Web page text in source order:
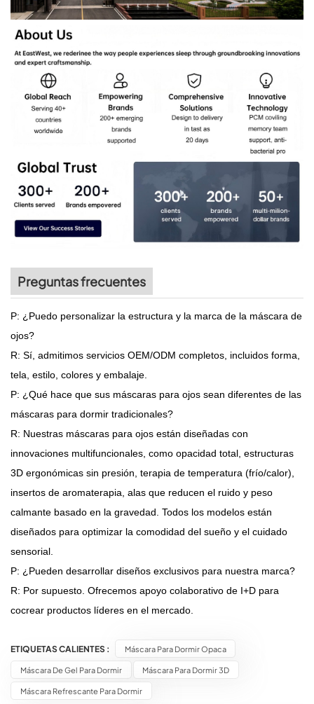
Preguntas frecuentes
P: ¿Puedo personalizar la estructura y la marca de la máscara de
ojos?
R: Sí, admitimos servicios OEM/ODM completos, incluidos forma,
tela, estilo, colores y embalaje.
P: ¿Qué hace que sus máscaras para ojos sean diferentes de las
máscaras para dormir tradicionales?
R: Nuestras máscaras para ojos están diseñadas con
innovaciones multifuncionales, como opacidad total, estructuras
3D ergonómicas sin presión, terapia de temperatura (frío/calor),
insertos de aromaterapia, alas que reducen el ruido y peso
calmante basado en la gravedad. Todos los modelos están
diseñados para optimizar la comodidad del sueño y el cuidado
sensorial.
P: ¿Pueden desarrollar diseños exclusivos para nuestra marca?
R: Por supuesto. Ofrecemos apoyo colaborativo de I+D para
cocrear productos líderes en el mercado.
ETIQUETAS CALIENTES : Máscara Para Dormir Opaca
Máscara De Gel Para Dormir Máscara Para Dormir 3D
Máscara Refrescante Para Dormir